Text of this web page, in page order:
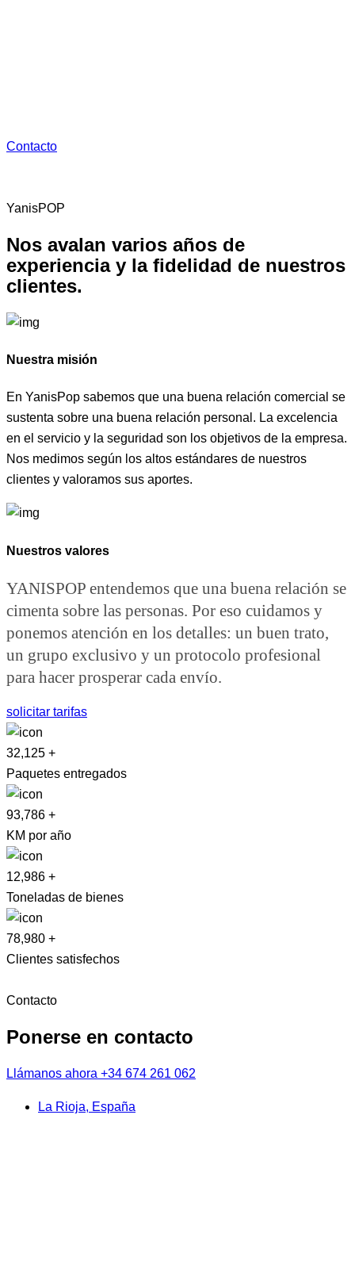
Contacto
YanisPOP
Nos avalan varios años de
experiencia y la fidelidad de nuestros
clientes.
Nuestra misión
En YanisPop sabemos que una buena relación comercial se
sustenta sobre una buena relación personal. La excelencia
en el servicio y la seguridad son los objetivos de la empresa.
Nos medimos según los altos estándares de nuestros
clientes y valoramos sus aportes.
Nuestros valores
YANISPOP entendemos que una buena relación se
cimenta sobre las personas. Por eso cuidamos y
ponemos atención en los detalles: un buen trato,
un grupo exclusivo y un protocolo profesional
para hacer prosperar cada envío.
solicitar tarifas
32,125 +
Paquetes entregados
93,786 +
KM por año
12,986 +
Toneladas de bienes
78,980 +
Clientes satisfechos
Contacto
Ponerse en contacto
Llámanos ahora +34 674 261 062
La Rioja, España